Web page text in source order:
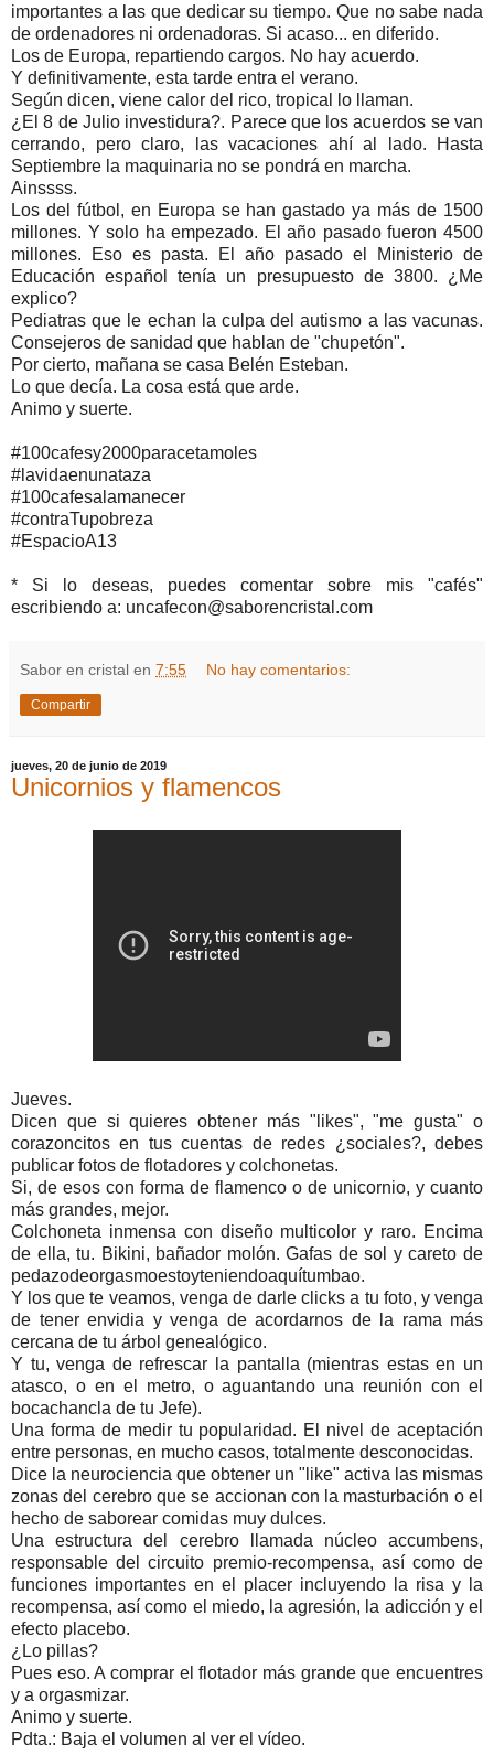
importantes a las que dedicar su tiempo. Que no sabe nada
de ordenadores ni ordenadoras. Si acaso... en diferido.
Los de Europa, repartiendo cargos. No hay acuerdo.
Y definitivamente, esta tarde entra el verano.
Según dicen, viene calor del rico, tropical lo llaman.
¿El 8 de Julio investidura?. Parece que los acuerdos se van
cerrando, pero claro, las vacaciones ahí al lado. Hasta
Septiembre la maquinaria no se pondrá en marcha.
Ainssss.
Los del fútbol, en Europa se han gastado ya más de 1500
millones. Y solo ha empezado. El año pasado fueron 4500
millones. Eso es pasta. El año pasado el Ministerio de
Educación español tenía un presupuesto de 3800. ¿Me
explico?
Pediatras que le echan la culpa del autismo a las vacunas.
Consejeros de sanidad que hablan de "chupetón".
Por cierto, mañana se casa Belén Esteban.
Lo que decía. La cosa está que arde.
Animo y suerte.
#100cafesy2000paracetamoles
#lavidaenunataza
#100cafesalamanecer
#contraTupobreza
#EspacioA13
* Si lo deseas, puedes comentar sobre mis "cafés"
escribiendo a: uncafecon@saborencristal.com
Sabor en cristal en 7:55 No hay comentarios:
Compartir
jueves, 20 de junio de 2019
Unicornios y flamencos
Jueves.
Dicen que si quieres obtener más "likes", "me gusta" o
corazoncitos en tus cuentas de redes ¿sociales?, debes
publicar fotos de flotadores y colchonetas.
Si, de esos con forma de flamenco o de unicornio, y cuanto
más grandes, mejor.
Colchoneta inmensa con diseño multicolor y raro. Encima
de ella, tu. Bikini, bañador molón. Gafas de sol y careto de
pedazodeorgasmoestoyteniendoaquítumbao.
Y los que te veamos, venga de darle clicks a tu foto, y venga
de tener envidia y venga de acordarnos de la rama más
cercana de tu árbol genealógico.
Y tu, venga de refrescar la pantalla (mientras estas en un
atasco, o en el metro, o aguantando una reunión con el
bocachancla de tu Jefe).
Una forma de medir tu popularidad. El nivel de aceptación
entre personas, en mucho casos, totalmente desconocidas.
Dice la neurociencia que obtener un "like" activa las mismas
zonas del cerebro que se accionan con la masturbación o el
hecho de saborear comidas muy dulces.
Una estructura del cerebro llamada núcleo accumbens,
responsable del circuito premio-recompensa, así como de
funciones importantes en el placer incluyendo la risa y la
recompensa, así como el miedo, la agresión, la adicción y el
efecto placebo.
¿Lo pillas?
Pues eso. A comprar el flotador más grande que encuentres
y a orgasmizar.
Animo y suerte.
Pdta.: Baja el volumen al ver el vídeo.